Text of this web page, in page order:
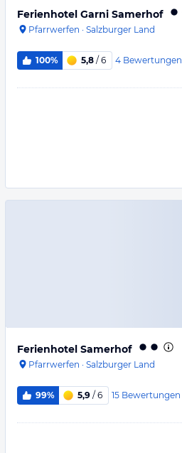
Ferienhotel Garni Samerhof
Pfarrwerfen · Salzburger Land
100% 5,8 / 6 4 Bewertungen
Ferienhotel Samerhof
Pfarrwerfen · Salzburger Land
99% 5,9 / 6 15 Bewertungen